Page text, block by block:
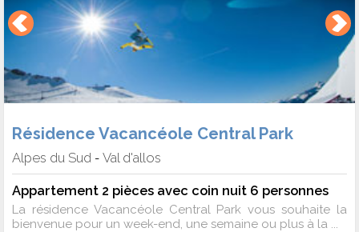
Résidence Vacancéole Central Park
Alpes du Sud - Val d'allos
Appartement 2 pièces avec coin nuit 6 personnes
La résidence Vacancéole Central Park vous souhaite la
bienvenue pour un week-end, une semaine ou plus à la ...